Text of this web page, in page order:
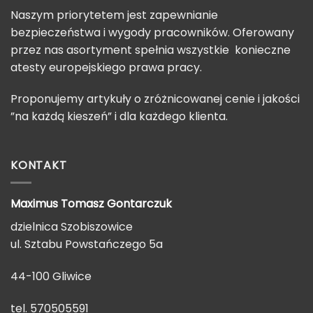
Naszym priorytetem jest zapewnianie
bezpieczeństwa i wygody pracowników. Oferowany
przez nas asortyment spełnia wszystkie konieczne
atesty europejskiego prawa pracy.
Proponujemy artykuły o zróżnicowanej cenie i jakości
”na każdą kieszeń” i dla każdego klienta.
KONTAKT
Maximus TomaszGontarczuk
dzielnica Szobiszowice
ul. Sztabu Powstańczego 5a
44-100 Gliwice
tel. 570505591